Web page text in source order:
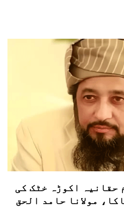
حقانیہ اکوڑہ خٹک کی
مولانا حامد الحق